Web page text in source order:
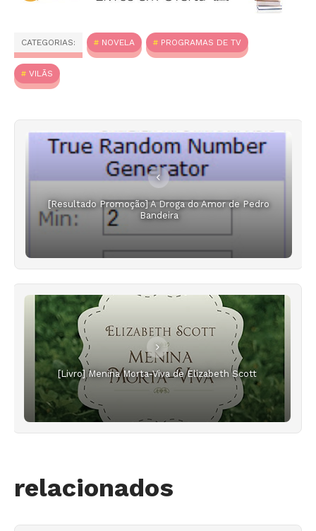
CATEGORIAS: NOVELA PROGRAMAS DE TV
VILÃS
[Resultado Promoção] A Droga do Amor de Pedro
Bandeira
[Livro] Menina Morta-Viva de Elizabeth Scott
relacionados